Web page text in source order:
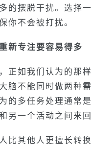
的摆脱干扰。选择
你不会被打扰。
新专注要容易得多
正如我们认为的那
脑不能同时做两种
的多任务处理通常
另一个活动之间来回
比其他人更擅长转